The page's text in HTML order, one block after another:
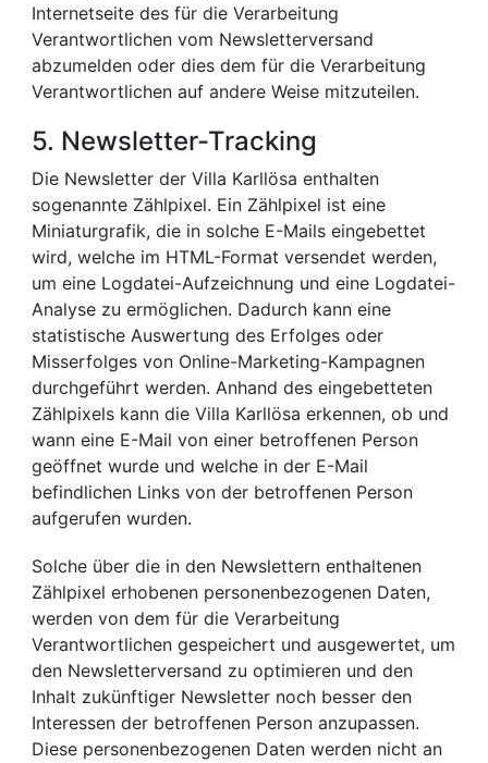
Internetseite des für die Verarbeitung
Verantwortlichen vom Newsletterversand
abzumelden oder dies dem für die Verarbeitung
Verantwortlichen auf andere Weise mitzuteilen.
5. Newsletter-Tracking
Die Newsletter der Villa Karllösa enthalten
sogenannte Zählpixel. Ein Zählpixel ist eine
Miniaturgrafik, die in solche E-Mails eingebettet
wird, welche im HTML-Format versendet werden,
um eine Logdatei-Aufzeichnung und eine Logdatei-
Analyse zu ermöglichen. Dadurch kann eine
statistische Auswertung des Erfolges oder
Misserfolges von Online-Marketing-Kampagnen
durchgeführt werden. Anhand des eingebetteten
Zählpixels kann die Villa Karllösa erkennen, ob und
wann eine E-Mail von einer betroffenen Person
geöffnet wurde und welche in der E-Mail
befindlichen Links von der betroffenen Person
aufgerufen wurden.
Solche über die in den Newslettern enthaltenen
Zählpixel erhobenen personenbezogenen Daten,
werden von dem für die Verarbeitung
Verantwortlichen gespeichert und ausgewertet, um
den Newsletterversand zu optimieren und den
Inhalt zukünftiger Newsletter noch besser den
Interessen der betroffenen Person anzupassen.
Diese personenbezogenen Daten werden nicht an